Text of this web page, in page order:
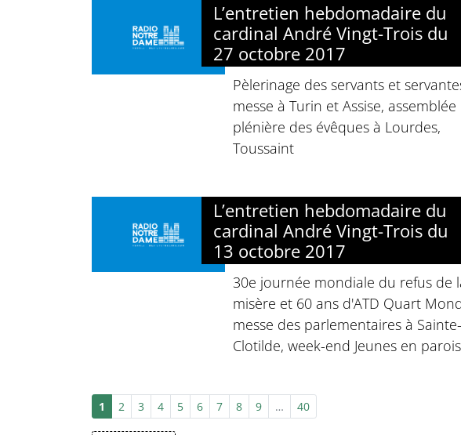
L’entretien hebdomadaire du
cardinal André Vingt-Trois du
27 octobre 2017
Pèlerinage des servants et
messe à Turin et Assise, assemblée
plénière des évêques à Lourdes,
Toussaint
L’entretien hebdomadaire du
cardinal André Vingt-Trois du
13 octobre 2017
30e journée mondiale du refus de
misère et 60 ans d'ATD Quart
messe des parlementaires à Sainte-
Clotilde, week-end Jeunes en
1 2 3 4 5 6 7 8 9 … 40